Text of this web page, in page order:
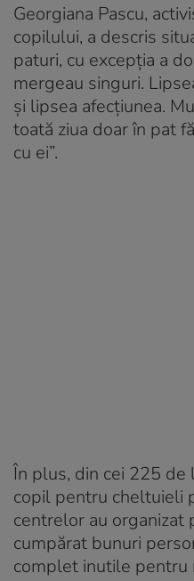
Georgiana Pascu,
copilului, a descris
paturi, cu excepția a
mergeau singuri.
și lipsea afecțiunea.
toată ziua doar în pat
cu ei”.
În plus, din cei 225 de
copil pentru cheltuieli
centrelor au organizat
cumpărat bunuri
complet inutile pentru